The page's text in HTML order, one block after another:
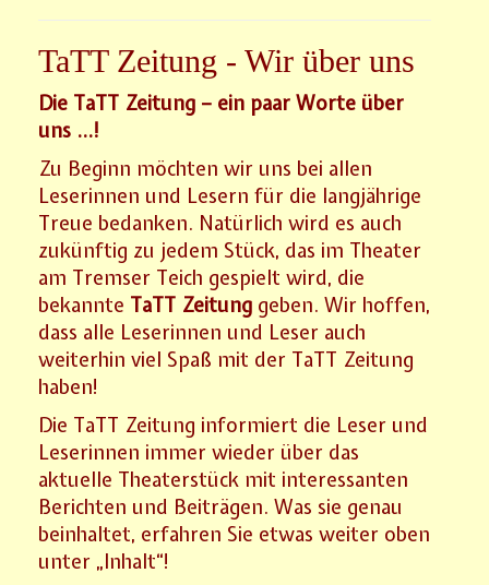
TaTT Zeitung - Wir über uns
Die TaTT Zeitung – ein paar Worte über
uns …!
Zu Beginn möchten wir uns bei allen
Leserinnen und Lesern für die langjährige
Treue bedanken. Natürlich wird es auch
zukünftig zu jedem Stück, das im Theater
am Tremser Teich gespielt wird, die
bekannte TaTT Zeitung geben. Wir hoffen,
dass alle Leserinnen und Leser auch
weiterhin viel Spaß mit der TaTT Zeitung
haben!
Die TaTT Zeitung informiert die Leser und
Leserinnen immer wieder über das
aktuelle Theaterstück mit interessanten
Berichten und Beiträgen. Was sie genau
beinhaltet, erfahren Sie etwas weiter oben
unter „Inhalt“!